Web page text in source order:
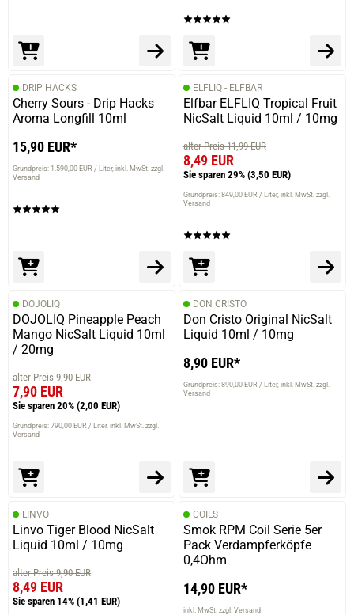
DRIP HACKS
Cherry Sours - Drip Hacks
Aroma Longfill 10ml
15,90 EUR*
Grundpreis: 1.590,00 EUR / Liter inkl. MwSt. zzgl.
Versand
ELFLIQ - ELFBAR
Elfbar ELFLIQ Tropical Fruit
NicSalt Liquid 10ml / 10mg
alter Preis 11,99 EUR
8,49 EUR
Sie sparen 29% (3,50 EUR)
Grundpreis: 849,00 EUR / Liter inkl. MwSt. zzgl.
Versand
DOJOLIQ
DOJOLIQ Pineapple Peach
Mango NicSalt Liquid 10ml
/ 20mg
alter Preis 9,90 EUR
7,90 EUR
Sie sparen 20% (2,00 EUR)
Grundpreis: 790,00 EUR / Liter inkl. MwSt. zzgl.
Versand
DON CRISTO
Don Cristo Original NicSalt
Liquid 10ml / 10mg
8,90 EUR*
Grundpreis: 890,00 EUR / Liter inkl. MwSt. zzgl.
Versand
LINVO
Linvo Tiger Blood NicSalt
Liquid 10ml / 10mg
alter Preis 9,90 EUR
8,49 EUR
Sie sparen 14% (1,41 EUR)
COILS
Smok RPM Coil Serie 5er
Pack Verdampferköpfe
0,4Ohm
14,90 EUR*
inkl. MwSt. zzgl. Versand